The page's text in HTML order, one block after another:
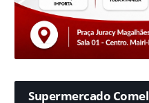
Supermercado Comel